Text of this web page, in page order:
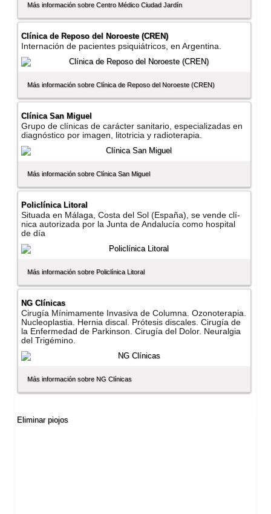
Más información sobre Centro Médico Ciudad Jardí­n
Clí­nica de Reposo del Noroeste (CREN)
Internación de pacientes psiquiátricos, en Argentina.
Más información sobre Clí­nica de Reposo del Noroeste (CREN)
Clí­nica San Miguel
Grupo de clí­nicas de carácter sanitario, especializadas en
diagnóstico por imagen, litotricia y radioterapia.
Más información sobre Clí­nica San Miguel
Policlí­nica Litoral
Situada en Málaga, Costa del Sol (España), se vende clí­
nica autorizada por la Junta de Andalucí­a como hospital
de dí­a
Más información sobre Policlí­nica Litoral
NG Clí­nicas
Cirugí­a Mí­nimamente Invasiva de Columna. Ozonoterapia.
Nucleoplastia. Hernia discal. Prótesis discales. Cirugí­a de
la Enfermedad de Parkinson. Cirugí­a del Dolor. Neuralgia
del Trigémino.
Más información sobre NG Clí­nicas
Eliminar piojos